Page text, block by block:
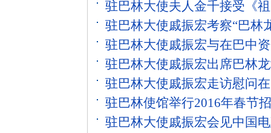
驻巴林大使夫人金千接受《
驻巴林大使戚振宏考察“巴林
驻巴林大使戚振宏与在巴中
驻巴林大使戚振宏出席巴林
驻巴林大使戚振宏走访慰问
驻巴林使馆举行2016年春节
驻巴林大使戚振宏会见中国